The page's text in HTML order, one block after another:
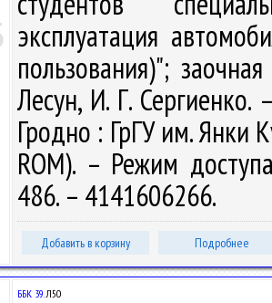
эксплуатация
пользования)";
Лесун, И. Г. Сергиенко.
Гродно : ГрГУ им. Янки
ROM). – Режим
486. – 4141606266.
Добавить в корзину Подробнее
ББК 39.Л50